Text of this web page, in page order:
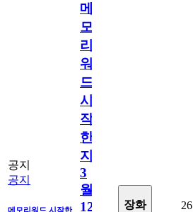
공지
공지
메모리워드 시작한
메
모
리
워
드
시
작
한
지
3
월
12
장화